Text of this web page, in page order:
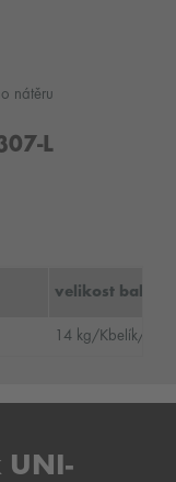
nátěru
L
velikost balení
14 kg/Kbelík/
UNI-